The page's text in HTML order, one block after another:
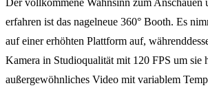
erfahren ist das nagelneue 360° Booth. Es
auf einer erhöhten Plattform auf,
Kamera in Studioqualität mit 120 FPS um sie
außergewöhnliches Video mit variablem